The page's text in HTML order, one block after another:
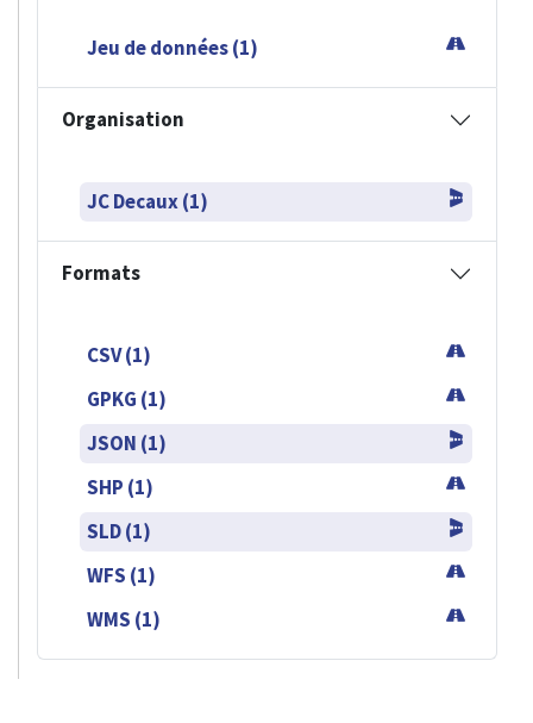
Jeu de données (1)
Organisation
JC Decaux (1)
Formats
CSV (1)
GPKG (1)
JSON (1)
SHP (1)
SLD (1)
WFS (1)
WMS (1)